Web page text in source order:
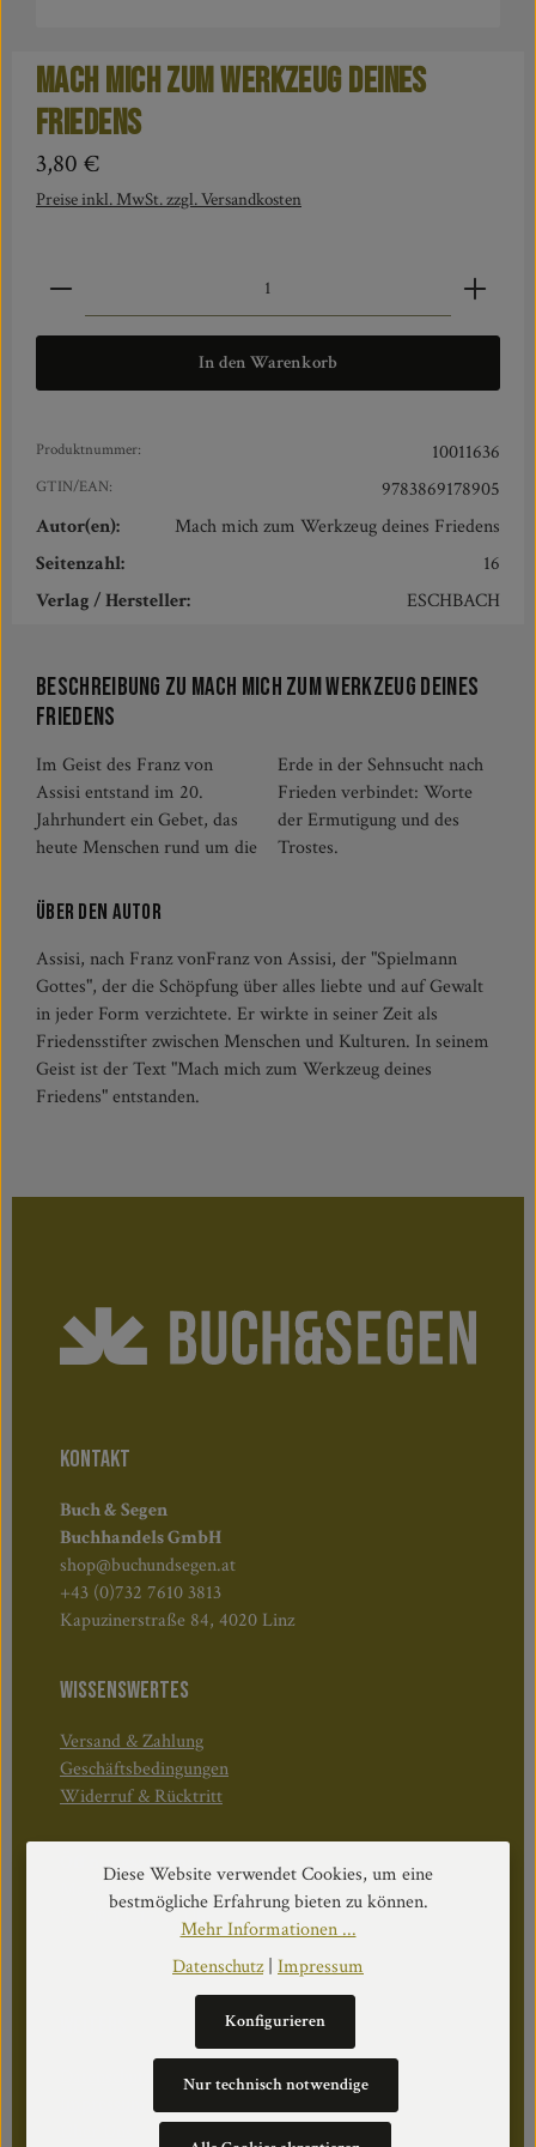
Mach mich zum Werkzeug deines
Friedens
Regulärer Preis:
3,80 €
Preise inkl. MwSt. zzgl. Versandkosten
Produkt Anzahl: Gib den gewünschten Wert ein oder
In den Warenkorb
Produktnummer: 10011636
GTIN/EAN:
9783869178905
Autor(en):
Mach mich zum Werkzeug deines Friedens
Seitenzahl:
16
Verlag / Hersteller:
ESCHBACH
Beschreibung zu Mach mich zum Werkzeug deines
Friedens
Im Geist des Franz von
Assisi entstand im 20.
Jahrhundert ein Gebet, das
heute Menschen rund um die
Erde in der Sehnsucht nach
Frieden verbindet: Worte
der Ermutigung und des
Trostes.
Über den Autor
Assisi, nach Franz vonFranz von Assisi, der "Spielmann
Gottes", der die Schöpfung über alles liebte und auf Gewalt
in jeder Form verzichtete. Er wirkte in seiner Zeit als
Friedensstifter zwischen Menschen und Kulturen. In seinem
Geist ist der Text "Mach mich zum Werkzeug deines
Friedens" entstanden.
KONTAKT
Buch & Segen
Buchhandels GmbH
shop@buchundsegen.at
+43 (0)732 7610 3813
Kapuzinerstraße 84, 4020 Linz
WISSENSWERTES
Versand & Zahlung
Geschäftsbedingungen
Widerruf & Rücktritt
Öffnungszeiten:
Mo–Do: 08:30–17:00 Uhr
Fr: 08:30–12:30 Uhr
Diese Website verwendet Cookies, um eine
bestmögliche Erfahrung bieten zu können.
Mehr Informationen ...
Datenschutz| Impressum
Nur technisch notwendige
Konfigurieren